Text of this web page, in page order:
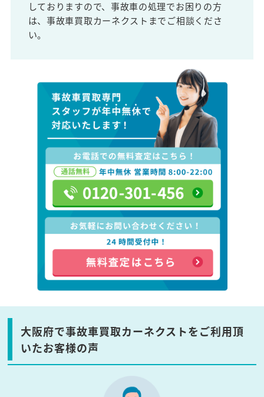
しておりますので、事故車の処理でお困りの方
は、事故車買取カーネクストまでご相談くださ
い。
大阪府で事故車買取カーネクストをご利用頂
いたお客様の声